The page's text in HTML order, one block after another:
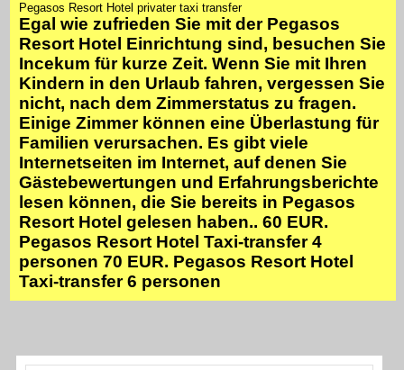
Pegasos Resort Hotel privater taxi transfer
Egal wie zufrieden Sie mit der Pegasos
Resort Hotel Einrichtung sind, besuchen Sie
Incekum für kurze Zeit. Wenn Sie mit Ihren
Kindern in den Urlaub fahren, vergessen Sie
nicht, nach dem Zimmerstatus zu fragen.
Einige Zimmer können eine Überlastung für
Familien verursachen. Es gibt viele
Internetseiten im Internet, auf denen Sie
Gästebewertungen und Erfahrungsberichte
lesen können, die Sie bereits in Pegasos
Resort Hotel gelesen haben.. 60 EUR.
Pegasos Resort Hotel Taxi-transfer 4
personen 70 EUR. Pegasos Resort Hotel
Taxi-transfer 6 personen